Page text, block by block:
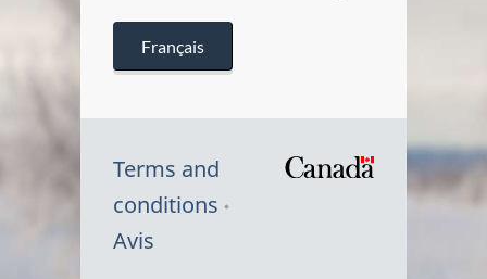
Français
Terms and
conditions
Avis
Symbole